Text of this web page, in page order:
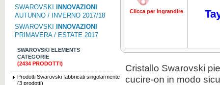
SWAROVSKI
INNOVAZIONI
AUTUNNO / INVERNO 2017/18
SWAROVSKI
INNOVAZIONI
PRIMAVERA / ESTATE 2017
SWAROVSKI ELEMENTS
CATEGORIE
(2434 PRODOTTI)
Prodotti Swarovski fabbricati singolarmente
(3 prodotti)
Clicca per ingrandire Clicca per
Cristallo Swarovski
cucire-on in modo